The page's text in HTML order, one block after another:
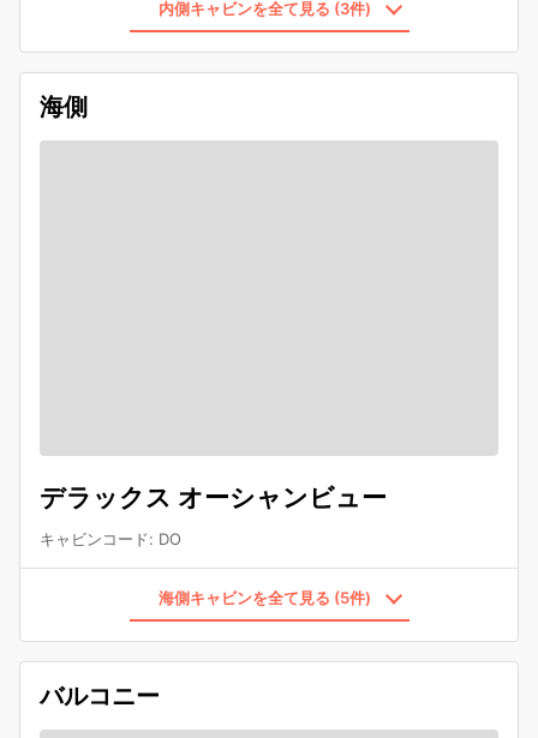
内側キャビンを全て見る (3件)
海側
デラックス オーシャンビュー
キャビンコード: DO
海側キャビンを全て見る (5件)
バルコニー